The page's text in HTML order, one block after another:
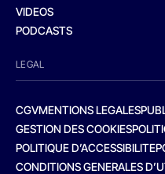
VIDEOS
PODCASTS
LEGAL
CGVMENTIONS LEGALES
GESTION DES COOKIES
POLITIQUE D’ACCESSIBILITE
CONDITIONS GENERALES